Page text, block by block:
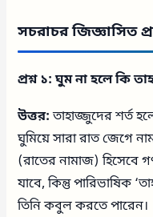
সচরাচর জিজ্ঞাসিত
প্রশ্ন ১: ঘুম না হলে কি
উত্তর:তাহাজ্জুদের শর্ত
ঘুমিয়ে সারা রাত জেগে
(রাতের নামাজ) হিসেবে
যাবে, কিন্তু পারিভাষিক
তিনি কবুল করতে পারেন।